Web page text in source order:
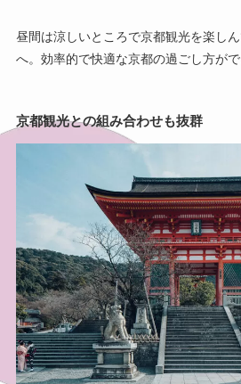
昼間は涼しいところで京都観光を楽し
へ。効率的で快適な京都の過ごし方がで
京都観光との組み合わせも抜群